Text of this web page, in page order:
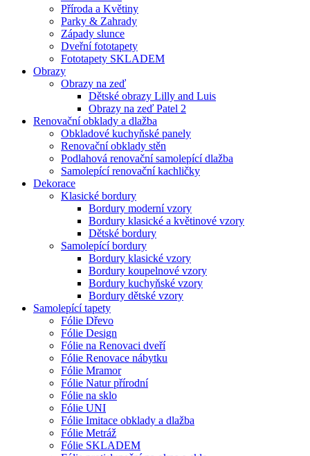
Příroda a Květiny
Parky & Zahrady
Západy slunce
Dveřní fototapety
Fototapety SKLADEM
Obrazy
Obrazy na zeď
Dětské obrazy Lilly and Luis
Obrazy na zeď Patel 2
Renovační obklady a dlažba
Obkladové kuchyňské panely
Renovační obklady stěn
Podlahová renovační samolepící dlažba
Samolepící renovační kachličky
Dekorace
Klasické bordury
Bordury moderní vzory
Bordury klasické a květinové vzory
Dětské bordury
Samolepící bordury
Bordury klasické vzory
Bordury koupelnové vzory
Bordury kuchyňské vzory
Bordury dětské vzory
Samolepící tapety
Fólie Dřevo
Fólie Design
Fólie na Renovaci dveří
Fólie Renovace nábytku
Fólie Mramor
Fólie Natur přírodní
Fólie na sklo
Fólie UNI
Fólie Imitace obklady a dlažba
Fólie Metráž
Fólie SKLADEM